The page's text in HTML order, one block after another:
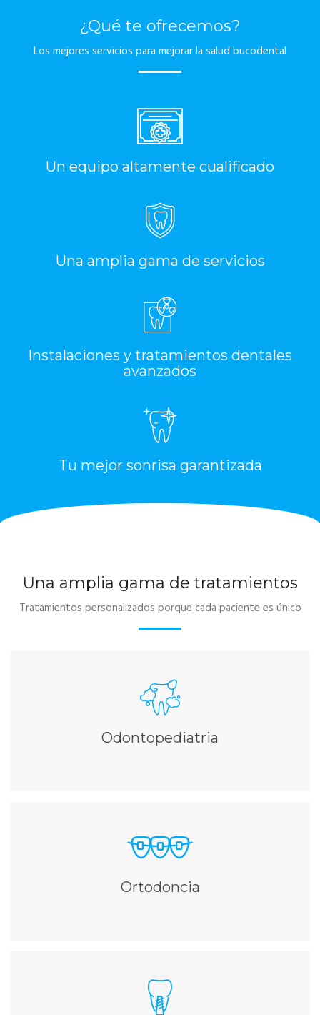
¿Qué te ofrecemos?
Los mejores servicios para mejorar la salud bucodental
Un equipo altamente cualificado
Una amplia gama de servicios
Instalaciones y tratamientos dentales
avanzados
Tu mejor sonrisa garantizada
Una amplia gama de tratamientos
Tratamientos personalizados porque cada paciente es único
Odontopediatria
ODONTOPEDIATRÍA
Cuidamos la salud bucal del niño desde el nacimiento
Ortodoncia
Ortodoncia convencional, Ortodoncia estética y
IMPLANTOLOGÍA
Proporcionamos piezas dentales artificiales ancladas al